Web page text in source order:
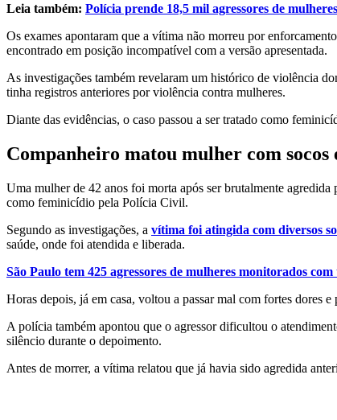
Leia também: Polícia prende 18,5 mil agressores de
Os exames apontaram que a vítima não morreu por
encontrado em posição incompatível com a versão apresentada.
As investigações também revelaram um histórico de violência
tinha registros anteriores por violência contra mulheres.
Diante das evidências, o caso passou a ser tratado como
Companheiro matou mulher com socos
Uma mulher de 42 anos foi morta após ser brutalmente
como feminicídio pela Polícia Civil.
Segundo as investigações, a vítima foi atingida com diversos
saúde, onde foi atendida e liberada.
São Paulo tem 425 agressores de mulheres monitorados
Horas depois, já em casa, voltou a passar mal com fortes dores
A polícia também apontou que o agressor dificultou o
silêncio durante o depoimento.
Antes de morrer, a vítima relatou que já havia sido agredida